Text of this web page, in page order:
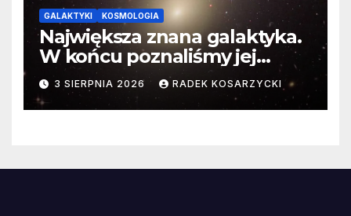
GALAKTYKI KOSMOLOGIA
Największa znana galaktyka.
W końcu poznaliśmy jej
faktyczne wymiary
3 SIERPNIA 2026 RADEK KOSARZYCKI